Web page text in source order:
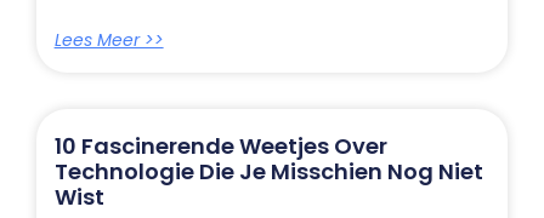
Lees Meer >>
10 Fascinerende Weetjes Over
Technologie Die Je Misschien Nog Niet
Wist